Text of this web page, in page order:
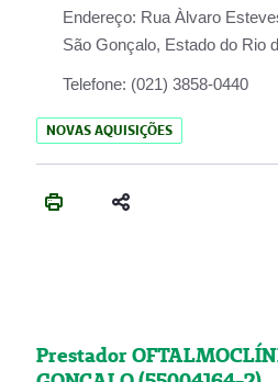
Endereço: Rua Àlvaro
São Gonçalo, Estado do Rio
Telefone: (021) 3858-0440
NOVAS AQUISIÇÕES
Prestador